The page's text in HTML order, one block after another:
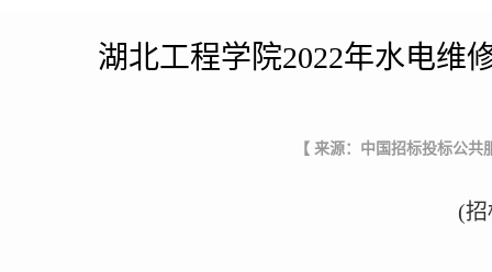
湖北工程学院2022年水电维
【 来源：中国招标投标公
(